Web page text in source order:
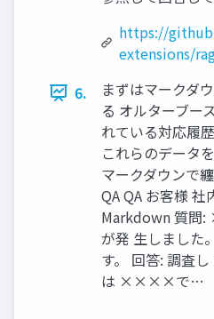
https://
extensions/
6.
まずはマークダ
る オルターブー
れている対応履
これらのデータ
マークダウンで
QA QA お客様 社
Markdown 質
が発 生しました
す。 回答: 調査
は ××××で…